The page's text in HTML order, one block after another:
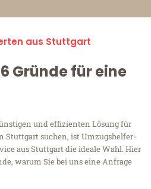
aus Stuttgart
Gründe für eine
und effizienten Lösung für
Stuttgart suchen, ist Umzugshelfer-
aus Stuttgart die ideale Wahl. Hier
warum Sie bei uns eine Anfrage